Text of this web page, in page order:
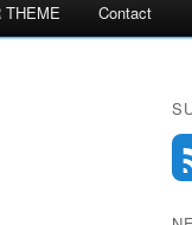
THEME Contact